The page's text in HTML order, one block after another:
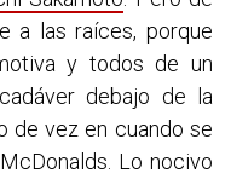
a las raíces, porque
y todos de un
debajo de la
de vez en cuando se
Lo nocivo